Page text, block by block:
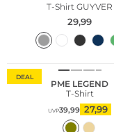
T-Shirt GUYVER
29,99
DEAL
PME LEGEND
T-Shirt
UVP39,99 27,99